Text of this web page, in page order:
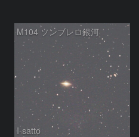
M104 ソンブレロ銀河
I-satto